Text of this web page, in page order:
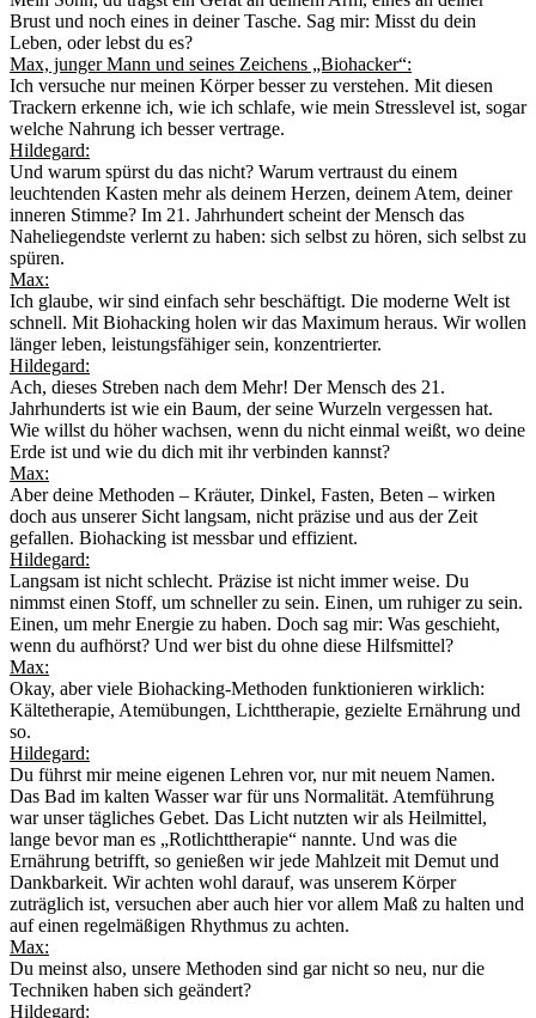
Brust und noch eines in deiner Tasche. Sag mir: Misst du dein
Leben, oder lebst du es?
Max, junger Mann und seines Zeichens „Biohacker“:
Ich versuche nur meinen Körper besser zu verstehen. Mit diesen
Trackern erkenne ich, wie ich schlafe, wie mein Stresslevel ist, sogar
welche Nahrung ich besser vertrage.
Hildegard:
Und warum spürst du das nicht? Warum vertraust du einem
leuchtenden Kasten mehr als deinem Herzen, deinem Atem, deiner
inneren Stimme? Im 21. Jahrhundert scheint der Mensch das
Naheliegendste verlernt zu haben: sich selbst zu hören, sich selbst zu
spüren.
Max:
Ich glaube, wir sind einfach sehr beschäftigt. Die moderne Welt ist
schnell. Mit Biohacking holen wir das Maximum heraus. Wir wollen
länger leben, leistungsfähiger sein, konzentrierter.
Hildegard:
Ach, dieses Streben nach dem Mehr! Der Mensch des 21.
Jahrhunderts ist wie ein Baum, der seine Wurzeln vergessen hat.
Wie willst du höher wachsen, wenn du nicht einmal weißt, wo deine
Erde ist und wie du dich mit ihr verbinden kannst?
Max:
Aber deine Methoden – Kräuter, Dinkel, Fasten, Beten – wirken
doch aus unserer Sicht langsam, nicht präzise und aus der Zeit
gefallen. Biohacking ist messbar und effizient.
Hildegard:
Langsam ist nicht schlecht. Präzise ist nicht immer weise. Du
nimmst einen Stoff, um schneller zu sein. Einen, um ruhiger zu sein.
Einen, um mehr Energie zu haben. Doch sag mir: Was geschieht,
wenn du aufhörst? Und wer bist du ohne diese Hilfsmittel?
Max:
Okay, aber viele Biohacking‑Methoden funktionieren wirklich:
Kältetherapie, Atemübungen, Lichttherapie, gezielte Ernährung und
so.
Hildegard:
Du führst mir meine eigenen Lehren vor, nur mit neuem Namen.
Das Bad im kalten Wasser war für uns Normalität. Atemführung
war unser tägliches Gebet. Das Licht nutzten wir als Heilmittel,
lange bevor man es „Rotlichttherapie“ nannte. Und was die
Ernährung betrifft, so genießen wir jede Mahlzeit mit Demut und
Dankbarkeit. Wir achten wohl darauf, was unserem Körper
zuträglich ist, versuchen aber auch hier vor allem Maß zu halten und
auf einen regelmäßigen Rhythmus zu achten.
Max:
Du meinst also, unsere Methoden sind gar nicht so neu, nur die
Techniken haben sich geändert?
Hildegard: